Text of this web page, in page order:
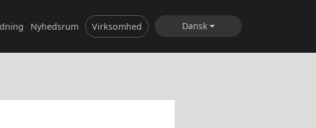
Nyhedsrum Virksomhed Dansk